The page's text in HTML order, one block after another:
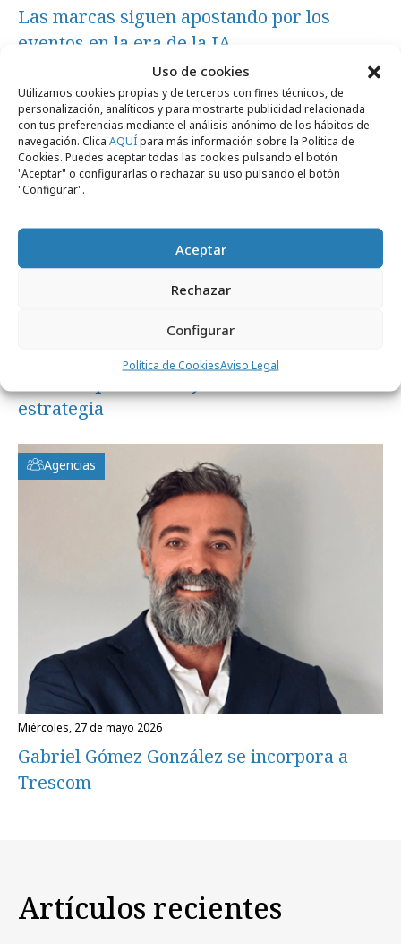
Uso de cookies
Utilizamos cookies propias y de terceros con fines técnicos, de
personalización, analíticos y para mostrarte publicidad relacionada
con tus preferencias mediante el análisis anónimo de los hábitos de
navegación. Clica AQUÍpara más información sobre la Política de
Cookies. Puedes aceptar todas las cookies pulsando el botón
"Aceptar" o configurarlas o rechazar su uso pulsando el botón
"Configurar".
Aceptar
Rechazar
Configurar
Política de CookiesAviso Legal
Las marcas siguen apostando por los
eventos en la era de la IA
Agencias
estrategia
Agencias
miércoles, 27 de mayo 2026
Gabriel Gómez González se incorpora a
Trescom
Artículos recientes